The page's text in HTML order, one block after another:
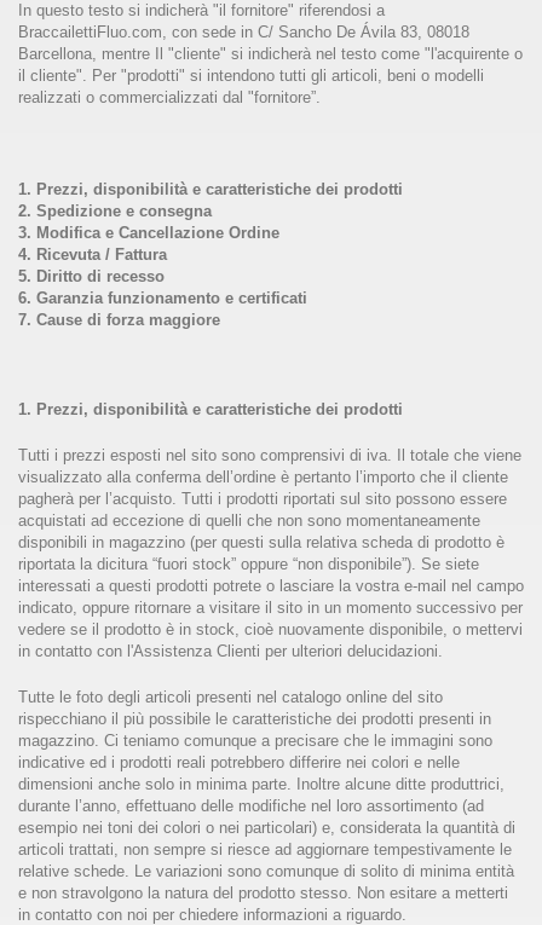
In questo testo si indicherà "il fornitore" riferendosi a
BraccailettiFluo.com, con sede in C/ Sancho De Ávila 83, 08018
Barcellona, mentre Il "cliente" si indicherà nel testo come "l'acquirente o
il cliente". Per "prodotti" si intendono tutti gli articoli, beni o modelli
realizzati o commercializzati dal "fornitore”.
1. Prezzi, disponibilità e caratteristiche dei prodotti
2. Spedizione e consegna
3. Modifica e Cancellazione Ordine
4. Ricevuta / Fattura
5. Diritto di recesso
6. Garanzia funzionamento e certificati
7. Cause di forza maggiore
1. Prezzi, disponibilità e caratteristiche dei prodotti
Tutti i prezzi esposti nel sito sono comprensivi di iva. Il totale che viene
visualizzato alla conferma dell’ordine è pertanto l’importo che il cliente
pagherà per l’acquisto. Tutti i prodotti riportati sul sito possono essere
acquistati ad eccezione di quelli che non sono momentaneamente
disponibili in magazzino (per questi sulla relativa scheda di prodotto è
riportata la dicitura “fuori stock” oppure “non disponibile”). Se siete
interessati a questi prodotti potrete o lasciare la vostra e-mail nel campo
indicato, oppure ritornare a visitare il sito in un momento successivo per
vedere se il prodotto è in stock, cioè nuovamente disponibile, o mettervi
in contatto con l'Assistenza Clienti per ulteriori delucidazioni.
Tutte le foto degli articoli presenti nel catalogo online del sito
rispecchiano il più possibile le caratteristiche dei prodotti presenti in
magazzino. Ci teniamo comunque a precisare che le immagini sono
indicative ed i prodotti reali potrebbero differire nei colori e nelle
dimensioni anche solo in minima parte. Inoltre alcune ditte produttrici,
durante l’anno, effettuano delle modifiche nel loro assortimento (ad
esempio nei toni dei colori o nei particolari) e, considerata la quantità di
articoli trattati, non sempre si riesce ad aggiornare tempestivamente le
relative schede. Le variazioni sono comunque di solito di minima entità
e non stravolgono la natura del prodotto stesso. Non esitare a metterti
in contatto con noi per chiedere informazioni a riguardo.